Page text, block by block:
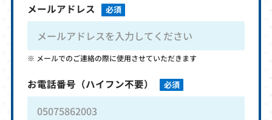
メールアドレス 必須
メールでのご連絡の際に使用させていただきます
お電話番号 （ハイフン不要） 必須